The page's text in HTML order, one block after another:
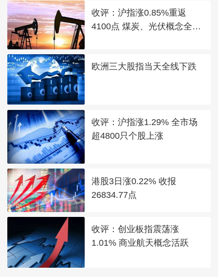
收评：沪指涨0.85%重返
4100点 煤炭、光伏概念全线
欧洲三大股指当天全线下跌
收评：沪指涨1.29% 全市场
超4800只个股上涨
港股3日涨0.22% 收报
26834.77点
收评：创业板指震荡涨
1.01% 商业航天概念活跃